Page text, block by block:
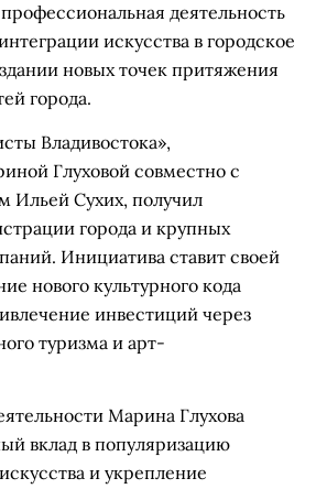
деятельность
искусства в городское
новых точек притяжения
города.
Владивостока»,
Глуховой совместно с
Ильей Сухих, получил
города и крупных
Инициатива ставит своей
нового культурного кода
инвестиций через
туризма и арт-
Марина Глухова
вклад в популяризацию
и укрепление